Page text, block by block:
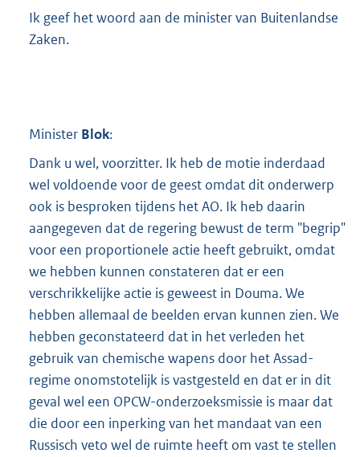
Ik geef het woord aan de minister van Buitenlandse
Zaken.
Minister Blok:
Dank u wel, voorzitter. Ik heb de motie inderdaad
wel voldoende voor de geest omdat dit onderwerp
ook is besproken tijdens het AO. Ik heb daarin
aangegeven dat de regering bewust de term "begrip"
voor een proportionele actie heeft gebruikt, omdat
we hebben kunnen constateren dat er een
verschrikkelijke actie is geweest in Douma. We
hebben allemaal de beelden ervan kunnen zien. We
hebben geconstateerd dat in het verleden het
gebruik van chemische wapens door het Assad-
regime onomstotelijk is vastgesteld en dat er in dit
geval wel een OPCW-onderzoeksmissie is maar dat
die door een inperking van het mandaat van een
Russisch veto wel de ruimte heeft om vast te stellen